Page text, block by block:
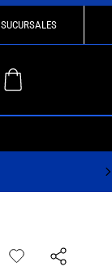
SUCURSALES